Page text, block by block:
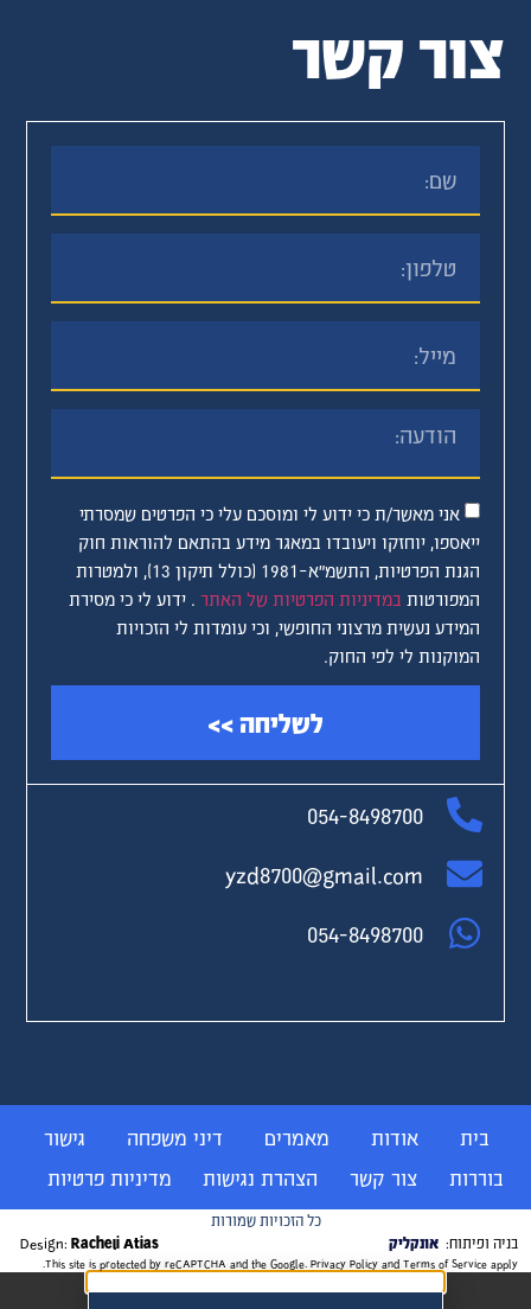
צור קשר
אני מאשר/ת כי ידוע לי ומוסכם עלי כי הפרטים שמסרתי
ייאספו, יוחזקו ויעובדו במאגר מידע בהתאם להוראות חוק
הגנת הפרטיות, התשמ"א–1981 (כולל תיקון 13), ולמטרות
המפורטות במדיניות הפרטיות של האתר . ידוע לי כי מסירת
המידע נעשית מרצוני החופשי, וכי עומדות לי הזכויות
המוקנות לי לפי החוק.
לשליחה>>
054-8498700
yzd8700@gmail.com
054-8498700
בית אודות מאמרים דיני משפחה
גישור
בוררות
צור קשר הצהרת נגישות מדיניות פרטיות
כל הזכויות שמורות
בניה ופיתוח: אונקליק Design: Racheli Atias
This site is protected by reCAPTCHA and the Google. Privacy Policyand Terms of Serviceapply.